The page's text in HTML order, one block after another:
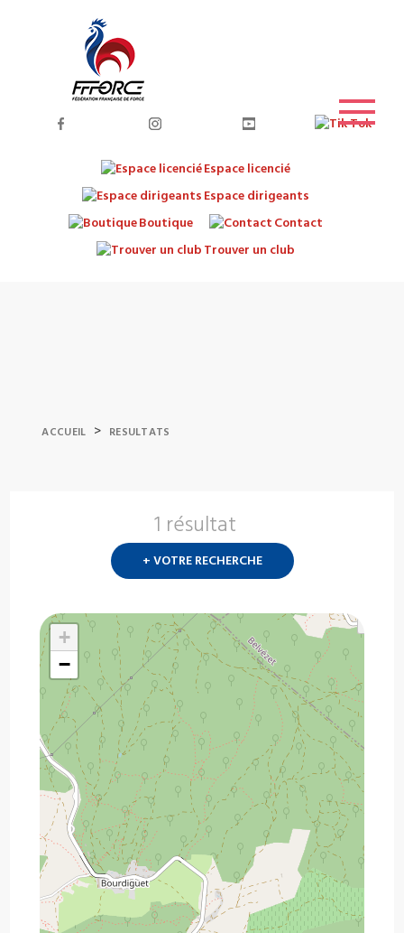
Espace licencié
Espace dirigeants
Boutique
Contact
Trouver un club
ACCUEIL > RESULTATS
1 résultat
+ VOTRE RECHERCHE
+
−